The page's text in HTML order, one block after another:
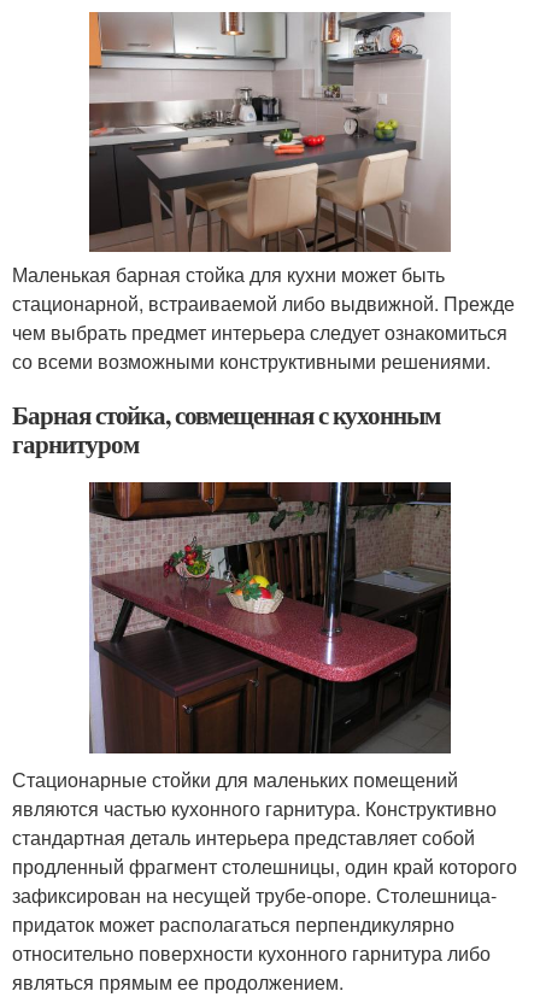
Маленькая барная стойка для кухни может быть
стационарной, встраиваемой либо выдвижной. Прежде
чем выбрать предмет интерьера следует ознакомиться
со всеми возможными конструктивными решениями.
Барная стойка, совмещенная с кухонным
гарнитуром
Стационарные стойки для маленьких помещений
являются частью кухонного гарнитура. Конструктивно
стандартная деталь интерьера представляет собой
продленный фрагмент столешницы, один край которого
зафиксирован на несущей трубе-опоре. Столешница-
придаток может располагаться перпендикулярно
относительно поверхности кухонного гарнитура либо
являться прямым ее продолжением.